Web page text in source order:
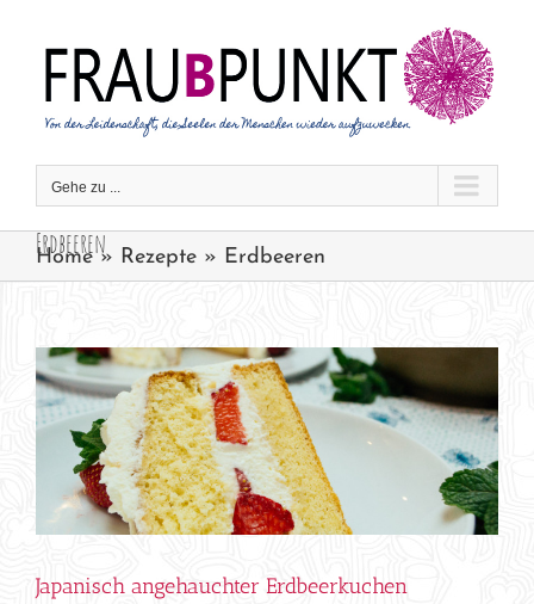
springen
Gehe zu ...
Erdbeeren
Home» Rezepte » Erdbeeren
Japanisch angehauchter Erdbeerkuchen